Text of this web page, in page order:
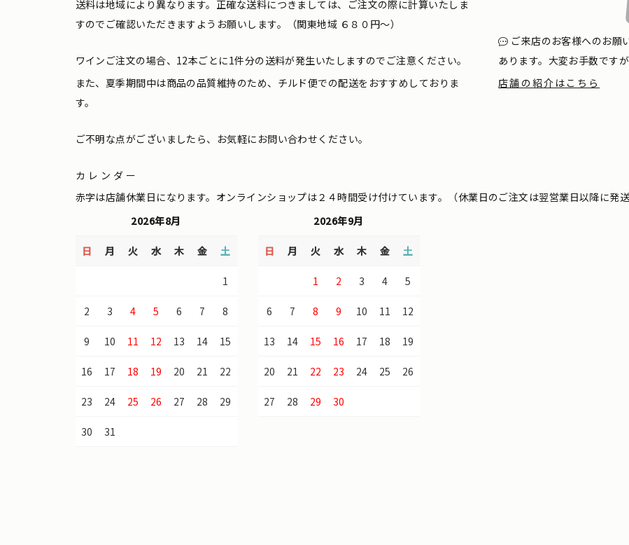
送料は地域により異なります。正確な送料につきましては、ご注文の際に計算いたしま
すのでご確認いただきますようお願いします。（関東地域 ６８０円〜）
ワインご注文の場合、12本ごとに1件分の送料が発生いたしますのでご注意ください。
また、夏季期間中は商品の品質維持のため、チルド便での配送をおすすめしておりま
す。
ご不明な点がございましたら、お気軽にお問い合わせください。
ご来店のお客様へのお願
あります。大変お手数です
店舗の紹介はこちら
カレンダー
赤字は店舗休業日になります。オンラインショップは２４時間受け付けています。（休業日のご注文は翌営業日以降に発送
2026年8月
日 月 火 水 木 金 土
1
2 3 4 5 6 7 8
9 10 11 12 13 14 15
16 17 18 19 20 21 22
23 24 25 26 27 28 29
30 31
2026年9月
日 月 火 水 木 金 土
1 2 3 4 5
6 7 8 9 10 11 12
13 14 15 16 17 18 19
20 21 22 23 24 25 26
27 28 29 30